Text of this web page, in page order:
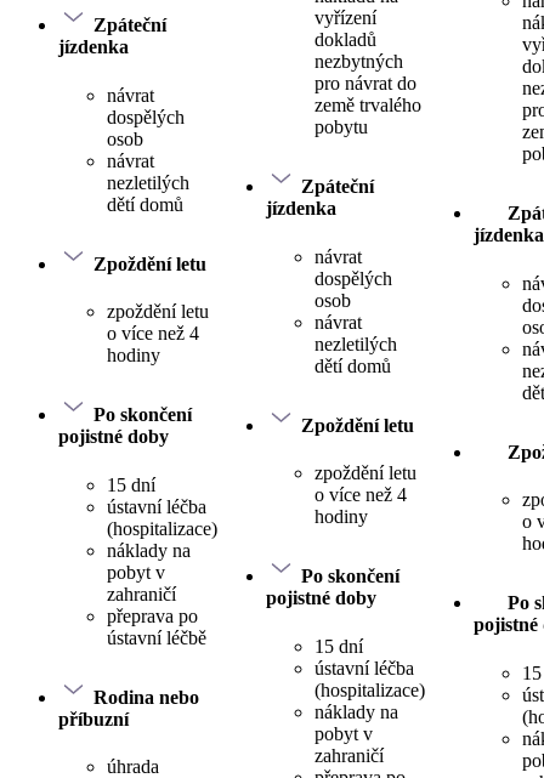
Zpáteční
jízdenka
návrat
dospělých
osob
návrat
nezletilých
dětí domů
Zpoždění letu
zpoždění letu
o více než 4
hodiny
Po skončení
pojistné doby
15 dní
ústavní léčba
(hospitalizace)
náklady na
pobyt v
zahraničí
přeprava po
ústavní léčbě
Rodina nebo
příbuzní
úhrada
vyřízení
dokladů
nezbytných
pro návrat do
země trvalého
pobytu
Zpáteční
jízdenka
návrat
dospělých
osob
návrat
nezletilých
dětí domů
Zpoždění letu
zpoždění letu
o více než 4
hodiny
Po skončení
pojistné doby
15 dní
ústavní léčba
(hospitalizace)
náklady na
pobyt v
zahraničí
jízdenka
o
Po
pojistné